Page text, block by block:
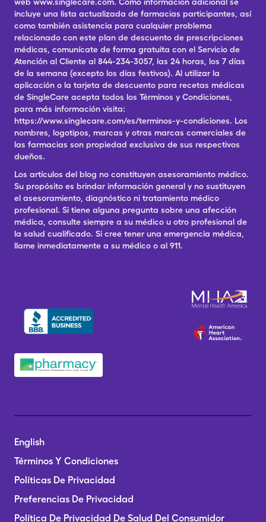
incluye una lista actualizada de farmacias participantes, así
como también asistencia para cualquier problema
relacionado con este plan de descuento de prescripciones
médicas, comunícate de forma gratuita con el Servicio de
Atención al Cliente al 844-234-3057, las 24 horas, los 7 días
de la semana (excepto los días festivos). Al utilizar la
aplicación o la tarjeta de descuento para recetas médicas
de SingleCare acepta todos los Términos y Condiciones,
para más información visita:
https://www.singlecare.com/es/terminos-y-condiciones. Los
nombres, logotipos, marcas y otras marcas comerciales de
las farmacias son propiedad exclusiva de sus respectivos
dueños.
Los artículos del blog no constituyen asesoramiento médico.
Su propósito es brindar información general y no sustituyen
el asesoramiento, diagnóstico ni tratamiento médico
profesional. Si tiene alguna pregunta sobre una afección
médica, consulte siempre a su médico u otro profesional de
la salud cualificado. Si cree tener una emergencia médica,
llame inmediatamente a su médico o al 911.
English
Términos Y Condiciones
Políticas De Privacidad
Preferencias De Privacidad
Política De Privacidad De Salud Del Consumidor